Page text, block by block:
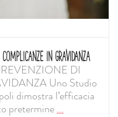
IN GRAVIDANZA
DI
Uno Studio
dimostra l’efficacia
pretermine...